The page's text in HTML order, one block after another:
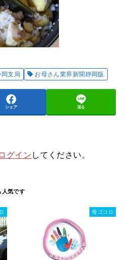
支局 お母さん業界新聞静岡版
シェア 送る
ログイン してください。
母ゴコロ